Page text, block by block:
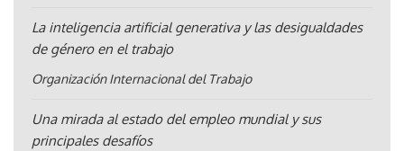
La inteligencia artificial generativa y las desigualdades
de género en el trabajo
Organización Internacional del Trabajo
Una mirada al estado del empleo mundial y sus
principales desafíos